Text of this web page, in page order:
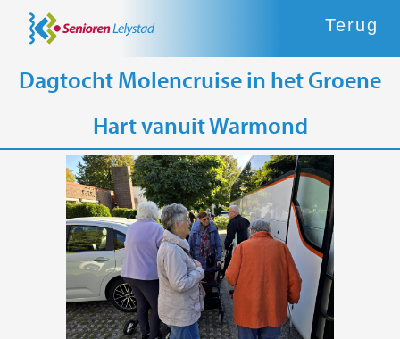
Terug
Dagtocht Molencruise in het Groene
Hart vanuit Warmond